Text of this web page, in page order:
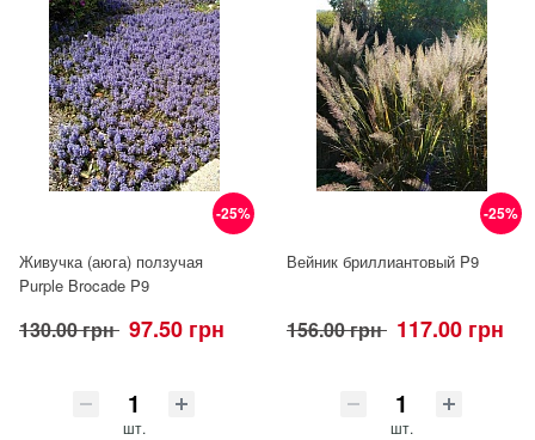
-25%
Живучка (аюга) ползучая
Purple Brocade P9
130.00 грн 97.50 грн
шт.
-25%
Вейник бриллиантовый P9
156.00 грн 117.00 грн
шт.